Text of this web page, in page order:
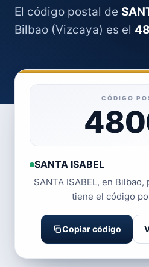
El código postal de
Bilbao (Vizcaya) es el
CÓDIGO
SANTA ISABEL
SANTA ISABEL, en
tiene el código
Copiar código